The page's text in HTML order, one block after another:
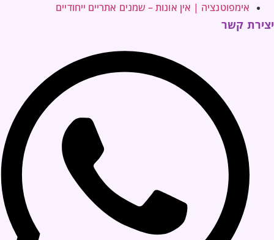
אימפוטנציה | אין אונות – שמנים אתריים ייחודיים
יצירת קשר